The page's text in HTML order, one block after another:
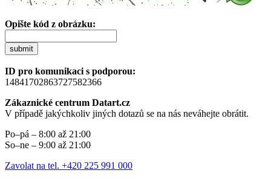
Opište kód z obrázku:
submit
ID pro komunikaci s podporou:
14841702863727582366
Zákaznické centrum Datart.cz
V případě jakýchkoliv jiných dotazů se na nás neváhejte obrátit.
Po–pá – 8:00 až 21:00
So–ne – 9:00 až 21:00
Zavolat na tel. +420 225 991 000